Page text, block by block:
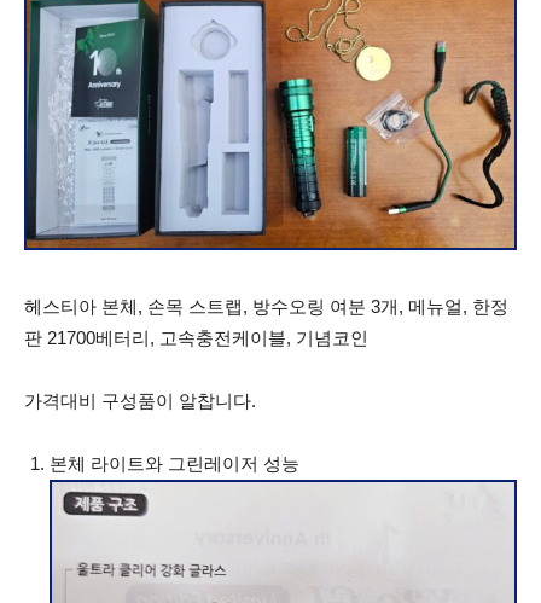
헤스티아 본체, 손목 스트랩, 방수오링 여분 3개, 메뉴얼, 한정
판 21700베터리, 고속충전케이블, 기념코인
가격대비 구성품이 알찹니다.
본체 라이트와 그린레이저 성능